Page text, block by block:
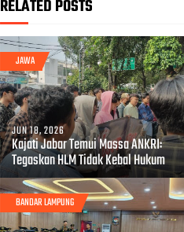
RELATED POSTS
JAWA
JUN 18, 2026
Kajati Jabar Temui Massa ANKRI:
Tegaskan HLM Tidak Kebal Hukum
BANDAR LAMPUNG